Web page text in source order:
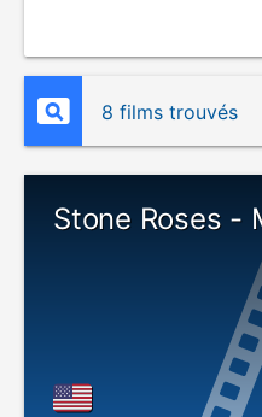
8 films trouvés
Stone Roses -